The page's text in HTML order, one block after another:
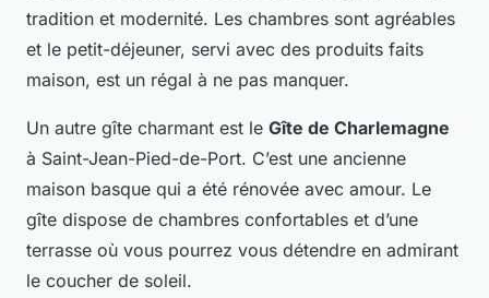
tradition et modernité. Les chambres sont agréables
et le petit-déjeuner, servi avec des produits faits
maison, est un régal à ne pas manquer.
Un autre gîte charmant est le Gîte de Charlemagne
à Saint-Jean-Pied-de-Port. C’est une ancienne
maison basque qui a été rénovée avec amour. Le
gîte dispose de chambres confortables et d’une
terrasse où vous pourrez vous détendre en admirant
le coucher de soleil.